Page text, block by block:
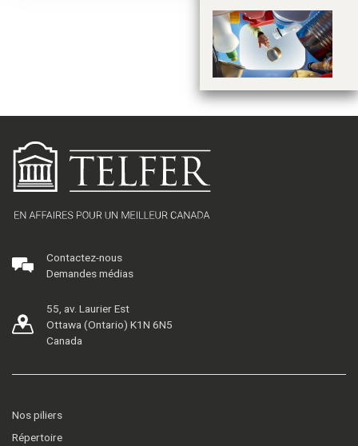
Contactez-nous
Demandes médias
55, av. Laurier Est
Ottawa (Ontario) K1N 6N5
Canada
Nos piliers
Répertoire